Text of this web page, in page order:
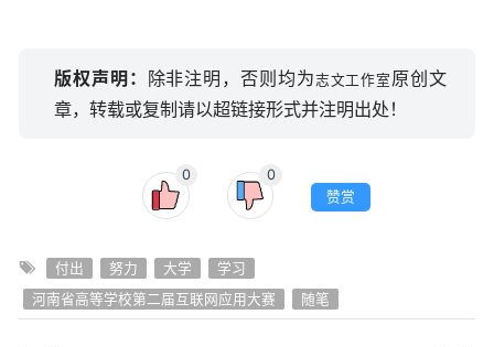
版权声明： 除非注明，否则均为志文工作室 原创文
章，转载或复制请以超链接形式并注明出处！
0
0
赞赏
付出 努力 大学
学习
河南省高等学校第二届互联网应用大赛
随笔